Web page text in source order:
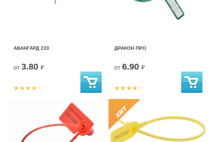
АВАНГАРД 220
от 3.80 ₽
ДРАКОН ПРО
от 6.90 ₽